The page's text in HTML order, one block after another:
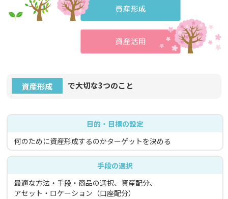
資産形成 で大切な3つのこと
目的・目標の設定
何のために資産形成するのかターゲットを決める
手段の選択
最適な方法・手段・商品の選択、資産配分、
アセット・ロケーション（口座配分）